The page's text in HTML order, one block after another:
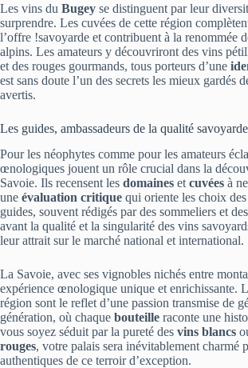
Les vins du Bugey se distinguent par leur
surprendre. Les cuvées de cette région
l’offre !savoyarde et contribuent à la renommée
alpins. Les amateurs y découvriront des vins
et des rouges gourmands, tous porteurs d’une
est sans doute l’un des secrets les mieux gardés
avertis.
Les guides, ambassadeurs de la qualité savoyarde
Pour les néophytes comme pour les amateurs
œnologiques jouent un rôle crucial dans la
Savoie. Ils recensent les domaines etcuvées à
une évaluation critique qui oriente les choix
guides, souvent rédigés par des sommeliers et
avant la qualité et la singularité des vins
leur attrait sur le marché national et international.
La Savoie, avec ses vignobles nichés entre
expérience œnologique unique et enrichissante.
région sont le reflet d’une passion transmise de
génération, où chaque bouteille raconte une
vous soyez séduit par la pureté des vins blancs
rouges, votre palais sera inévitablement charmé
authentiques de ce terroir d’exception.